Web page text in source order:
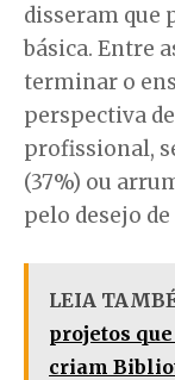
disseram que
básica. Entre
terminar o
perspectiva
profissional,
(37%) ou
pelo desejo
LEIA
projetos
criam